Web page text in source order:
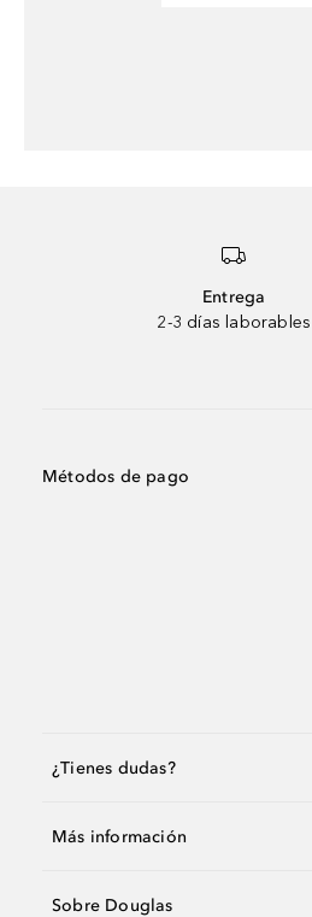
Entrega
2-3 días laborables
Métodos de pago
¿Tienes dudas?
Más información
Sobre Douglas